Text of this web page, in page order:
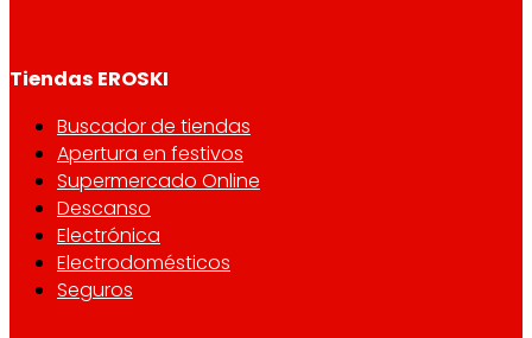
Tiendas EROSKI
Buscador de tiendas
Apertura en festivos
Supermercado Online
Descanso
Electrónica
Electrodomésticos
Seguros